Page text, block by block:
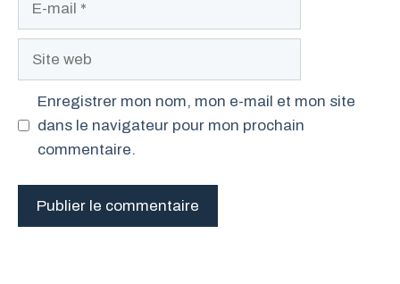
Site
Enregistrer mon nom, mon e-mail et mon site
dans le navigateur pour mon prochain
commentaire.